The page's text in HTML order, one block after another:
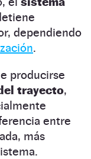
dependiendo
.
producirse
trayecto,
entre
más